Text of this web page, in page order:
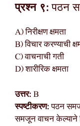
प्रश्न ९:पठन
A) निरीक्षण क्षमता
B) विचार करण्याची
C) वाचनाची गती
D) शारीरिक क्षमता
उत्तर: B
स्पष्टीकरण:पठन
समजून वाचन केल्याने